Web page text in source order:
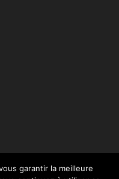
garantir la meilleure